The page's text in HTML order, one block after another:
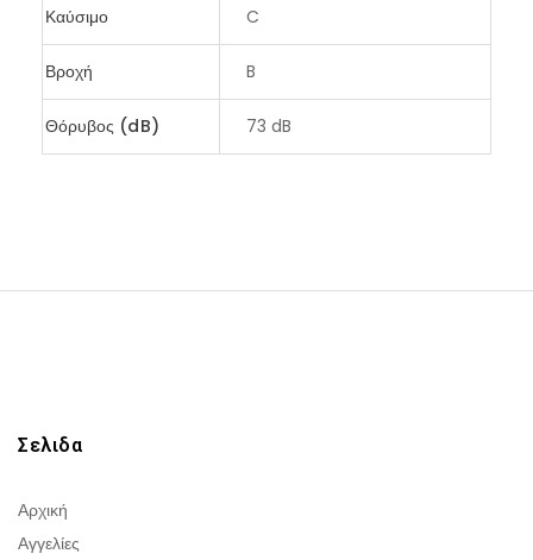
Καύσιμο C
Βροχή B
Θόρυβος (dB) 73 dB
Σελιδα
Αρχική
Αγγελίες